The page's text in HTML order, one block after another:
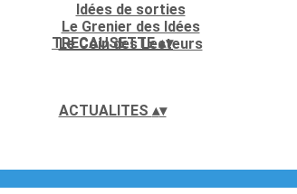
Idées de sorties
Le Grenier des Idées
Le Coin des Lecteurs
TRECAUSETTE▴▾
ACTUALITES ▴▾